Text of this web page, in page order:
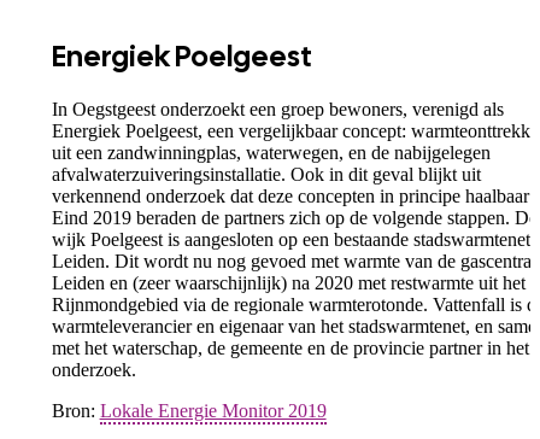
Energiek Poelgeest
In Oegstgeest onderzoekt een groep bewoners, verenigd als
Energiek Poelgeest, een vergelijkbaar concept:
uit een zandwinningplas, waterwegen, en de nabijgelegen
afvalwaterzuiveringsinstallatie. Ook in dit geval blijkt uit
verkennend onderzoek dat deze concepten in principe haalbaar
Eind 2019 beraden de partners zich op de volgende stappen. De
wijk Poelgeest is aangesloten op een bestaande stadswarmtenet
Leiden. Dit wordt nu nog gevoed met warmte van de
Leiden en (zeer waarschijnlijk) na 2020 met restwarmte uit het
Rijnmondgebied via de regionale warmterotonde. Vattenfall is
warmteleverancier en eigenaar van het stadswarmtenet, en
met het waterschap, de gemeente en de provincie partner in het
onderzoek.
Bron: Lokale Energie Monitor 2019